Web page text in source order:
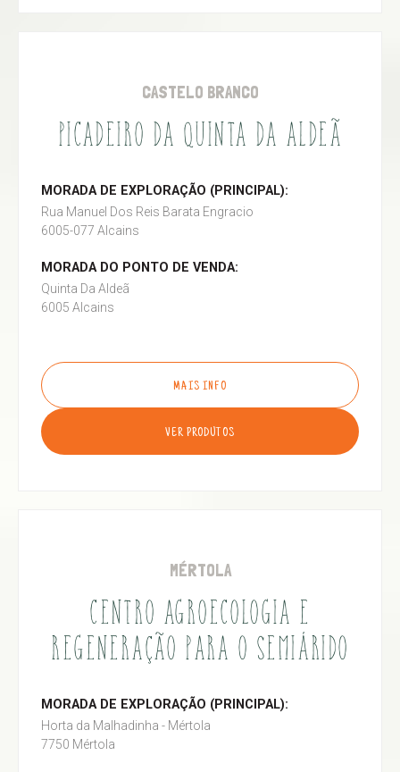
CASTELO BRANCO
PICADEIRO DA QUINTA DA ALDEÃ
MORADA DE EXPLORAÇÃO (PRINCIPAL):
Rua Manuel Dos Reis Barata Engracio
6005-077 Alcains
MORADA DO PONTO DE VENDA:
Quinta Da Aldeã
6005 Alcains
MAIS INFO
VER PRODUTOS
MÉRTOLA
CENTRO AGROECOLOGIA E
REGENERAÇÃO PARA O SEMIÁRIDO
MORADA DE EXPLORAÇÃO (PRINCIPAL):
Horta da Malhadinha - Mértola
7750 Mértola